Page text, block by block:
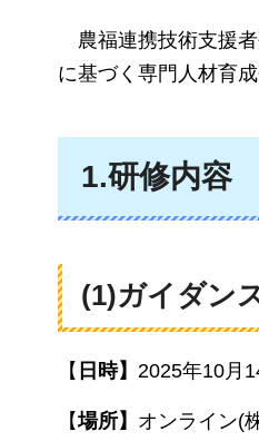
農福連携技術支援
に基づく専門人材育成
1.研修内容
(1)ガイダン
【 日時】 2025年10月
【場所】 オンライン(